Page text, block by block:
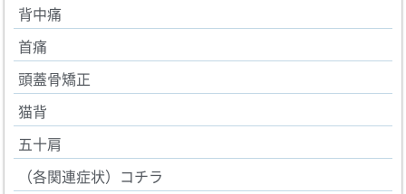
背中痛
首痛
頭蓋骨矯正
猫背
五十肩
（各関連症状）コチラ